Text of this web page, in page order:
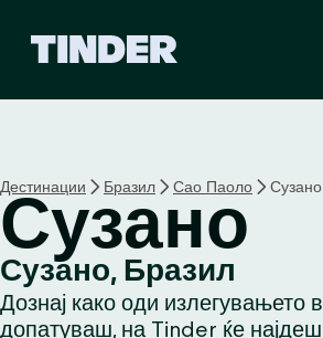
H
o
m
Дестинации Бразил Сао Паоло Сузано
Сузано
Сузано, Бразил
Дознај како оди
допатуваш, на Tinder ќе